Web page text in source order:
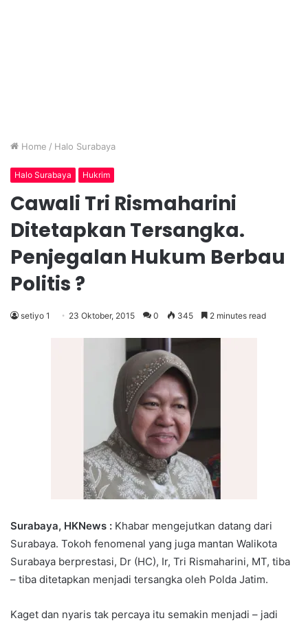
Home / Halo Surabaya
Halo Surabaya Hukrim
Cawali Tri Rismaharini
Ditetapkan Tersangka.
Penjegalan Hukum Berbau
Politis ?
setiyo 1 23 Oktober, 2015 0 345 2 minutes read
Surabaya, HKNews : Khabar mengejutkan datang dari
Surabaya. Tokoh fenomenal yang juga mantan Walikota
Surabaya berprestasi, Dr (HC), Ir, Tri Rismaharini, MT, tiba
– tiba ditetapkan menjadi tersangka oleh Polda Jatim.
Kaget dan nyaris tak percaya itu semakin menjadi – jadi